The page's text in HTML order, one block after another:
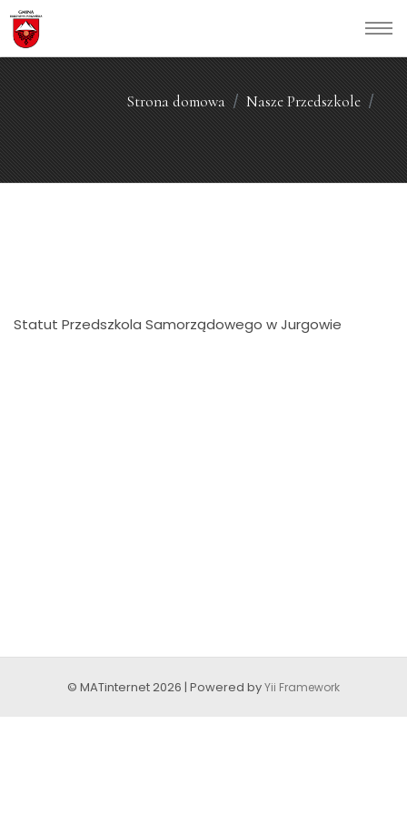
Strona domowa Nasze Przedszkole
Statut Przedszkola Samorządowego w Jurgowie
© MATinternet 2026 | Powered byYii Framework